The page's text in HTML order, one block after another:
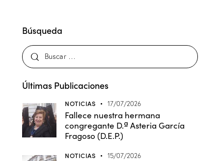
Búsqueda
Últimas Publicaciones
NOTICIAS 17/07/2026
Fallece nuestra hermana
congregante D.ª Asteria García
Fragoso (D.E.P.)
NOTICIAS 15/07/2026